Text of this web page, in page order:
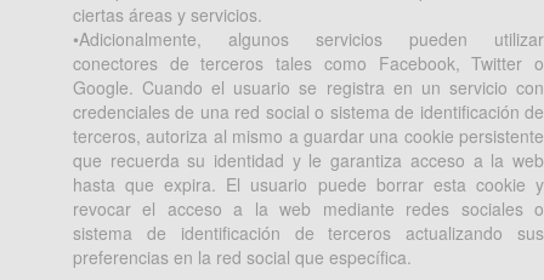
ciertas áreas y servicios.
•Adicionalmente, algunos servicios pueden utilizar
conectores de terceros tales como Facebook, Twitter o
Google. Cuando el usuario se registra en un servicio con
credenciales de una red social o sistema de identificación de
terceros, autoriza al mismo a guardar una cookie persistente
que recuerda su identidad y le garantiza acceso a la web
hasta que expira. El usuario puede borrar esta cookie y
revocar el acceso a la web mediante redes sociales o
sistema de identificación de terceros actualizando sus
preferencias en la red social que específica.